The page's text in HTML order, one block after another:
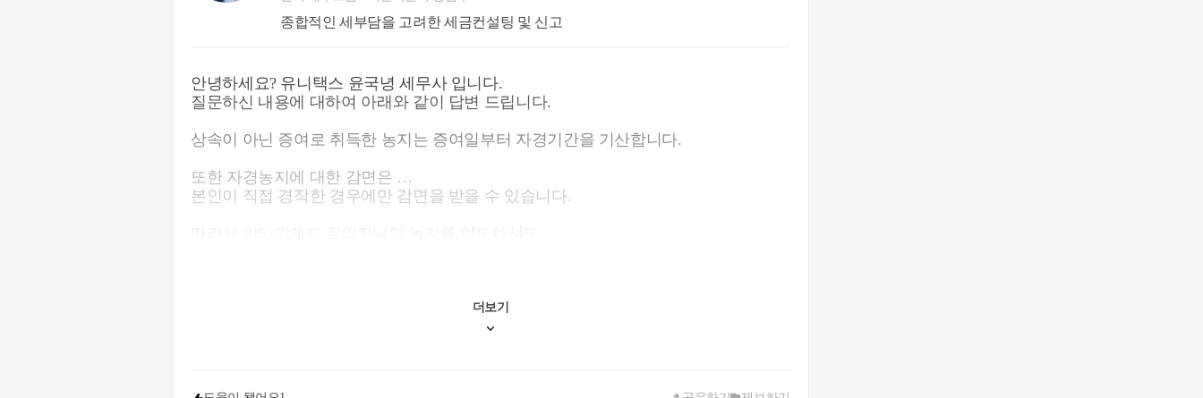
종합적인 세부담을 고려한 세금컨설팅 및 신고
안녕하세요? 유니택스 윤국녕 세무사 입니다.
질문하신 내용에 대하여 아래와 같이 답변 드립니다.
상속이 아닌 증여로 취득한 농지는 증여일부터 자경기간을 기산합니다.
또한 자경농지에 대한 감면은
본인이 직접 경작한 경우에만 감면을 받을 수 있습니다.
더보기